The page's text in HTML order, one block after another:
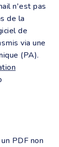
n'est pas
de la
de
via une
(PA).
PDF non